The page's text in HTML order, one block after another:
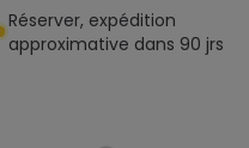
Réserver, expédition
approximative dans 90 jrs